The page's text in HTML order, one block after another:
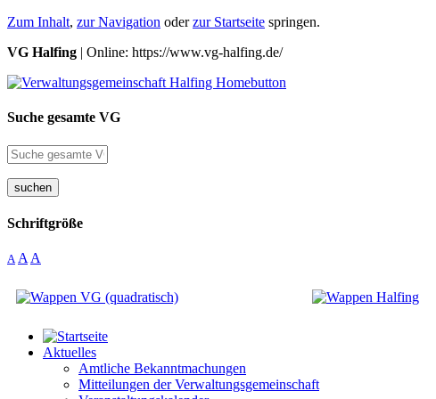
Zum Inhalt, zur Navigation oderzur Startseite springen.
VG Halfing | Online: https://www.vg-halfing.de/
Suche gesamte VG
suchen
Schriftgröße
A A A
Aktuelles
Amtliche Bekanntmachungen
Mitteilungen der Verwaltungsgemeinschaft